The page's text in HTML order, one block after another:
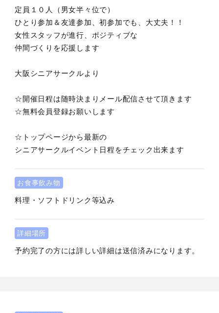
定員１０人（男女半々位で）
ひとり参加＆友達参加、初参加でも、大丈夫！！
女性スタッフが進行、ポジティブな
仲間づくりを応援します
大阪シニアサークルより
☆開催日程は随時決まりメール配信させて頂きます
☆無料会員登録お願いします
☆トップページから最新の
シニアサークルイベント日程をチェック出来ます
お食事飲み物
料理・ソフトドリンク等込み
詳細場所
予約完了の方には詳しい詳細は送信済みになります。